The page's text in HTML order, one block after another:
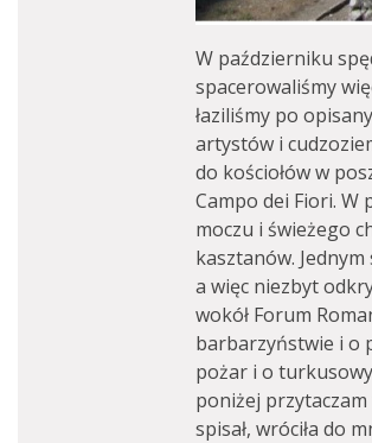
W październiku
spacerowaliśmy
łaziliśmy po
artystów i
do kościołów w
Campo dei Fiori. W
moczu i świeżego
kasztanów.
a więc niezbyt
wokół Forum
barbarzyństwie i o
pożar i o
poniżej przytaczam
spisał, wróciła do